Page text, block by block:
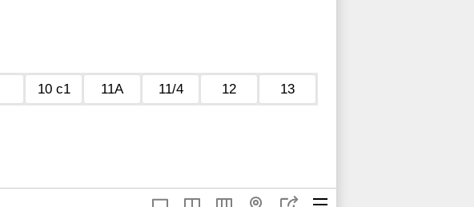
10 с1 11А 11/4 12
13